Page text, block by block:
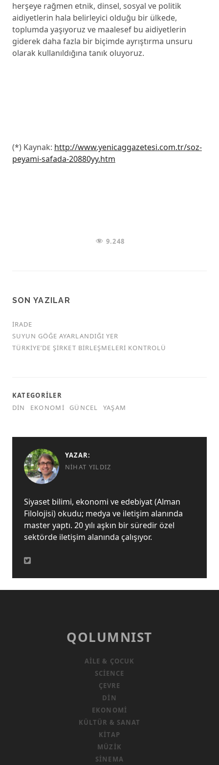
herşeye rağmen etnik, dinsel, sosyal ve politik
aidiyetlerin hala belirleyici olduğu bir ülkede,
toplumda yaşıyoruz ve maalesef bu aidiyetlerin
giderek daha fazla bir biçimde ayrıştırma unsuru
olarak kullanıldığına tanık oluyoruz.
(*) Kaynak: http://www.yenicaggazetesi.com.tr/soz-
peyami-safada-20880yy.htm
9.248
SON YAZILAR
İRADE
SUYUN GÖĞE AYARLANDIĞI YER
TÜRKİYE’DE ŞİRKET BİRLEŞMELERİ KONTROLÜ
KATEGORILER
DIN
EKONOMI GÜNCEL YAŞAM
YAZAR:
NIHAT YILDIZ
Siyaset bilimi, ekonomi ve edebiyat (Alman
Filolojisi) okudu; medya ve iletişim alanında
master yaptı. 20 yılı aşkın bir süredir özel
sektörde iletişim alanında çalışıyor.
QOLUMNIST
AILE & ÇOCUK
SCIENCE
ÇEVRE
DIN
EKONOMI
KÜLTÜR & SANAT
KITAP
MÜZIK
SINEMA